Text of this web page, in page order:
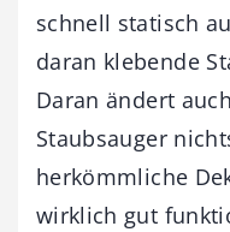
schnell statisch
daran klebende
Daran ändert
Staubsauger
herkömmliche
wirklich gut